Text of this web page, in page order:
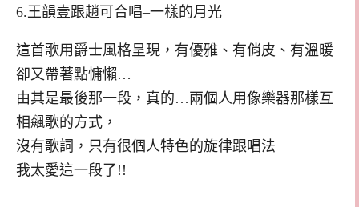
6.王韻壹跟趙可合唱–一樣的月光
這首歌用爵士風格呈現，有優雅、有俏皮、有溫暖
卻又帶著點慵懶…
由其是最後那一段，真的…兩個人用像樂器那樣互
相飆歌的方式，
沒有歌詞，只有很個人特色的旋律跟唱法
我太愛這一段了!!